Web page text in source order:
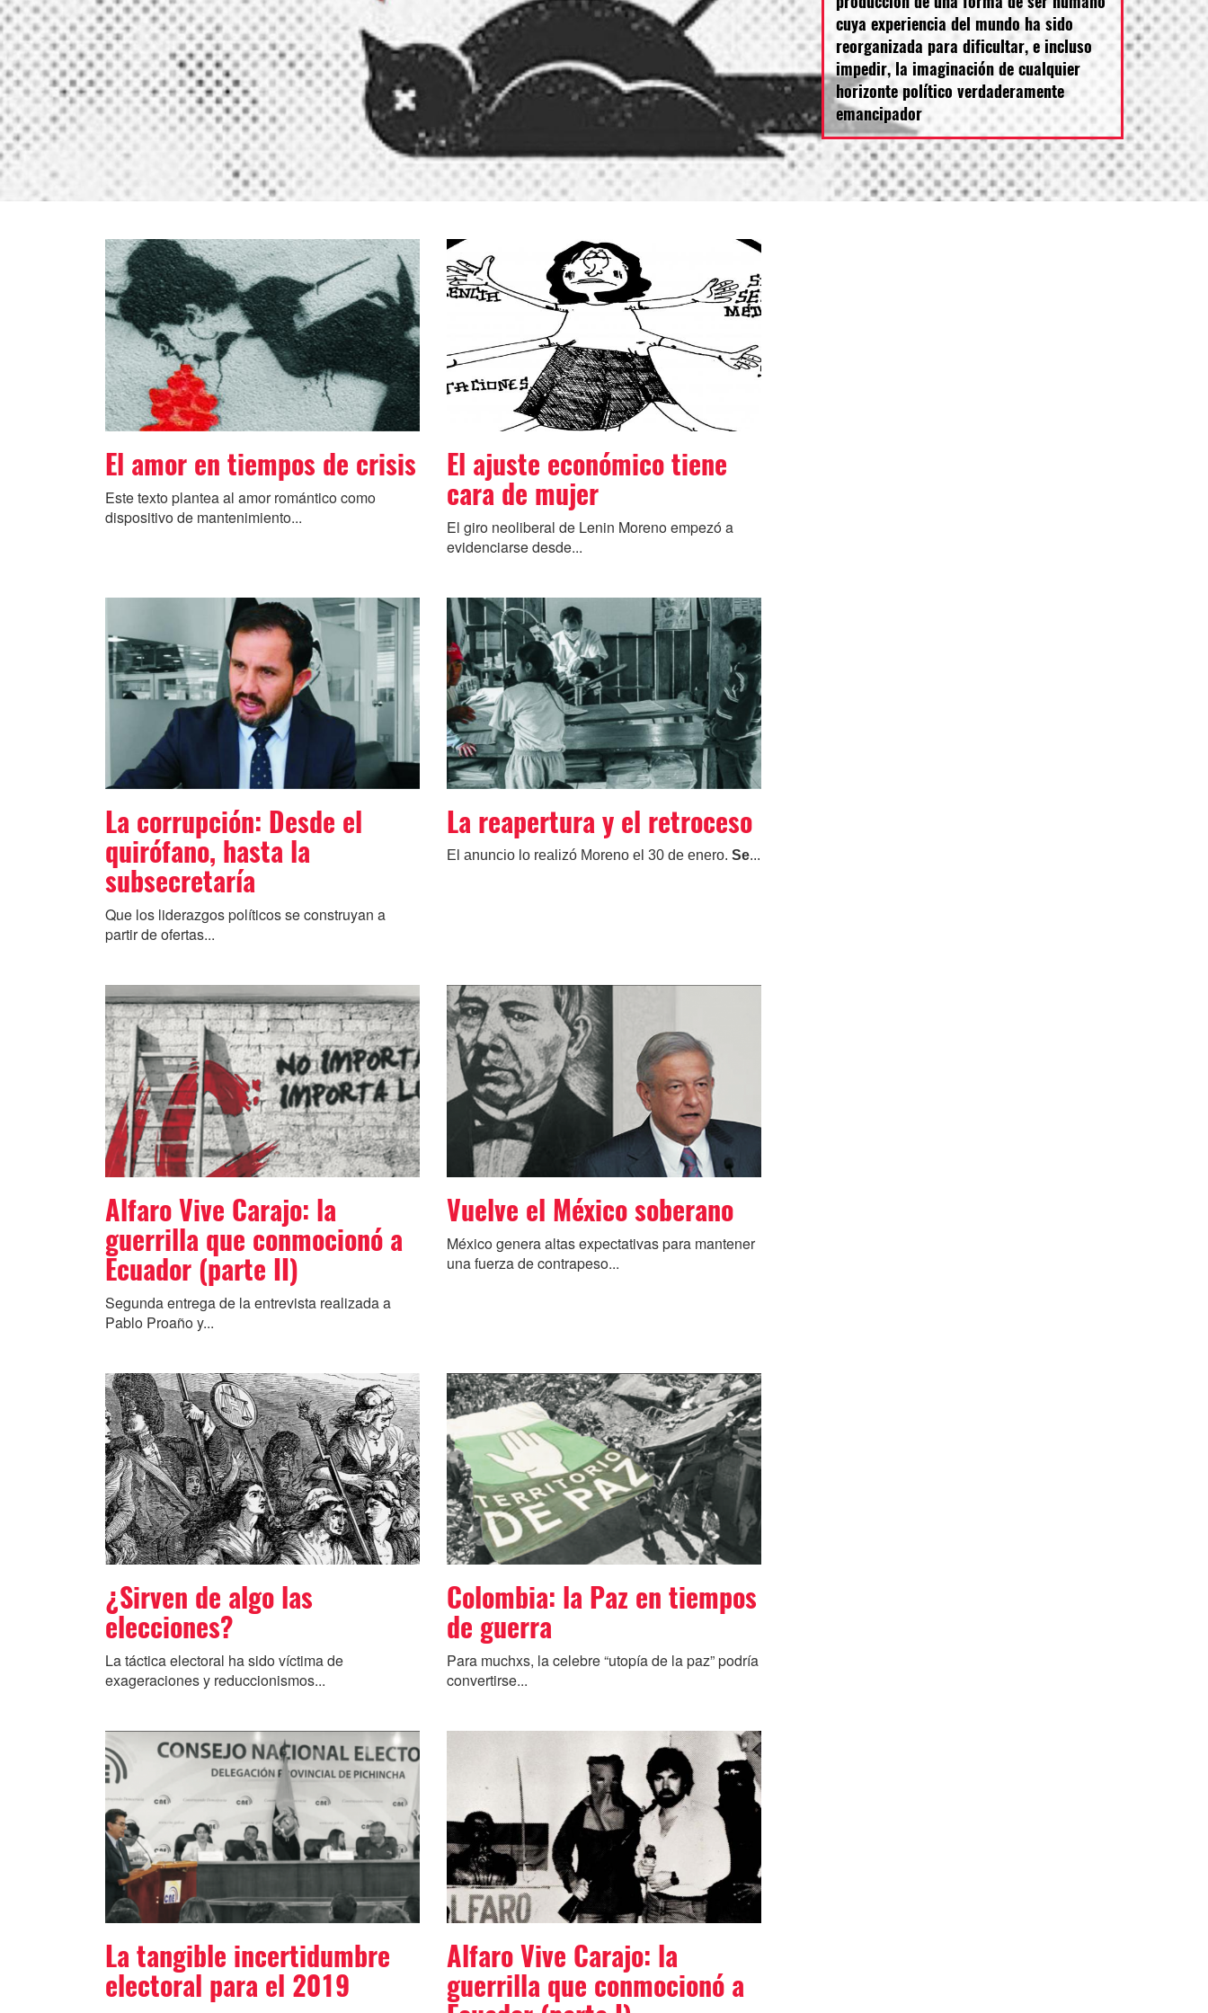
cuya experiencia del mundo ha sido
reorganizada para dificultar, e incluso
impedir, la imaginación de cualquier
horizonte político verdaderamente
emancipador
El amor en tiempos de crisis
Este texto plantea al amor romántico como
dispositivo de mantenimiento...
El ajuste económico tiene
cara de mujer
El giro neoliberal de Lenin Moreno empezó a
evidenciarse desde...
La corrupción: Desde el
quirófano, hasta la
subsecretaría
Que los liderazgos políticos se construyan a
partir de ofertas...
La reapertura y el retroceso
El anuncio lo realizó Moreno el 30 de enero. Se...
Alfaro Vive Carajo: la
guerrilla que conmocionó a
Ecuador (parte II)
Segunda entrega de la entrevista realizada a
Pablo Proaño y...
Vuelve el México soberano
México genera altas expectativas para mantener
una fuerza de contrapeso...
¿Sirven de algo las
elecciones?
La táctica electoral ha sido víctima de
exageraciones y reduccionismos...
Colombia: la Paz en tiempos
de guerra
Para muchxs, la celebre “utopía de la paz” podría
convertirse...
La tangible incertidumbre
electoral para el 2019
Alfaro Vive Carajo: la
guerrilla que conmocionó a